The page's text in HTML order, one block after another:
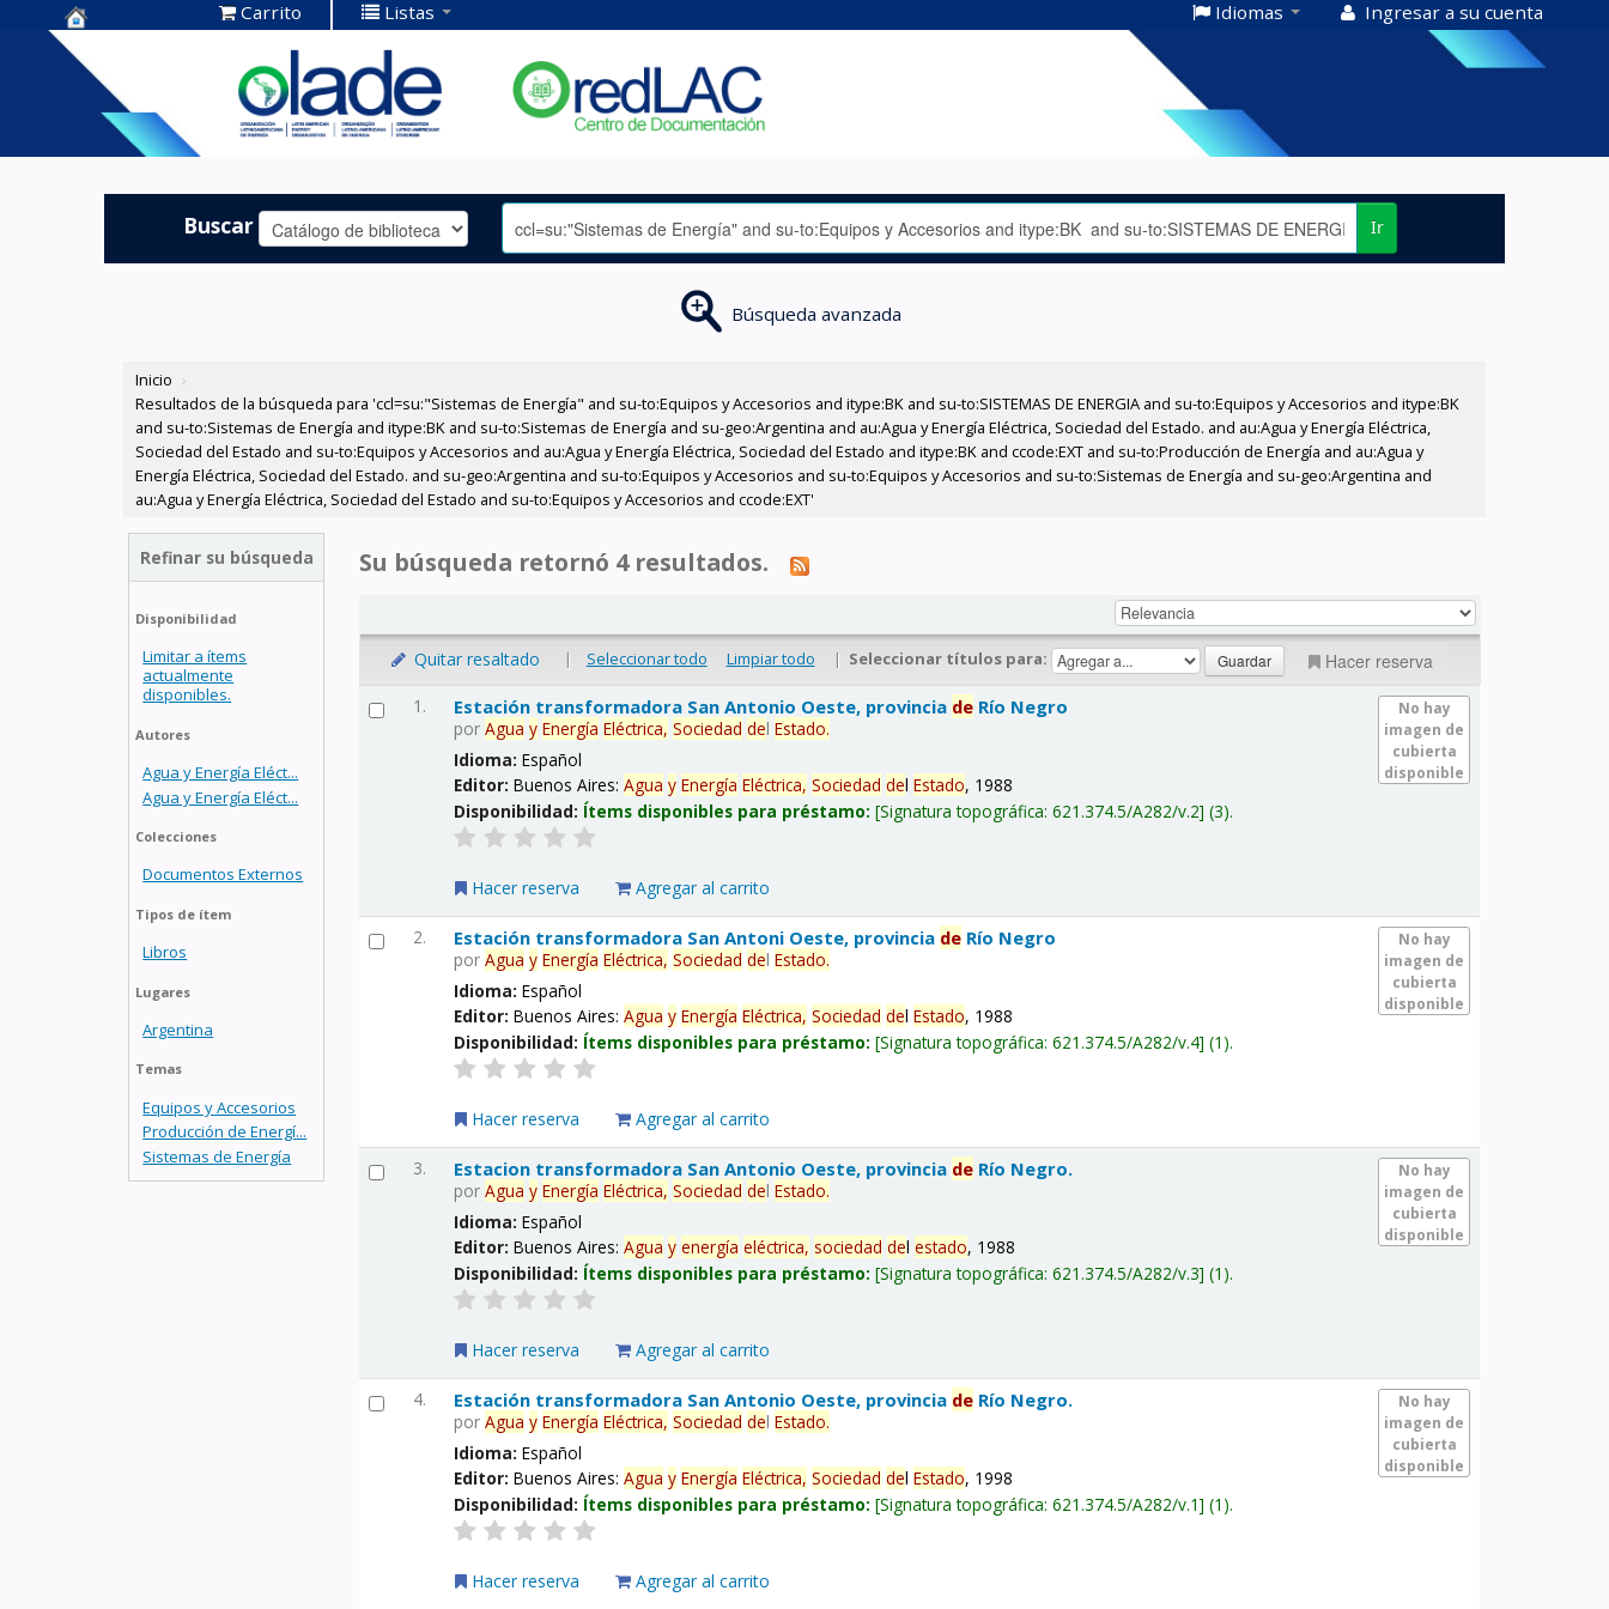
Centro de
Documentación
OLADE -
Carrito Listas Idiomas Ingresar a su cuenta
Buscar Ir
Búsqueda avanzada
Inicio ›
Resultados de la búsqueda para 'ccl=su:"Sistemas de Energía" and su-to:Equipos y Accesorios and itype:BK and su-to:SISTEMAS DE ENERGIA and su-to:Equipos y Accesorios and itype:BK
and su-to:Sistemas de Energía and itype:BK and su-to:Sistemas de Energía and su-geo:Argentina and au:Agua y Energía Eléctrica, Sociedad del Estado. and au:Agua y Energía Eléctrica,
Sociedad del Estado and su-to:Equipos y Accesorios and au:Agua y Energía Eléctrica, Sociedad del Estado and itype:BK and ccode:EXT and su-to:Producción de Energía and au:Agua y
Energía Eléctrica, Sociedad del Estado. and su-geo:Argentina and su-to:Equipos y Accesorios and su-to:Equipos y Accesorios and su-to:Sistemas de Energía and su-geo:Argentina and
au:Agua y Energía Eléctrica, Sociedad del Estado and su-to:Equipos y Accesorios and ccode:EXT'
Refinar su búsqueda
Disponibilidad
Limitar a ítems
actualmente
disponibles.
Autores
Agua y Energía Eléct...
Agua y Energía Eléct...
Colecciones
Documentos Externos
Tipos de ítem
Libros
Lugares
Argentina
Temas
Equipos y Accesorios
Producción de Energí...
Sistemas de Energía
Su búsqueda retornó 4 resultados.
Quitar resaltado | Seleccionar todo Limpiar todo | Seleccionar títulos para: Hacer reserva
1.
No hay
imagen de
cubierta
disponible
Estación transformadora San Antonio Oeste, provincia de Río Negro
porAgua y Energía Eléctrica, Sociedad delEstado.
Idioma:Español
Editor:Buenos Aires:Agua y Energía Eléctrica, Sociedad delEstado, 1988
Disponibilidad: Ítems disponibles para préstamo: Signatura topográfica:621.374.5/A282/v.2 (3).
Hacer reserva Agregar al carrito
2.
No hay
imagen de
cubierta
disponible
Estación transformadora San Antoni Oeste, provincia de Río Negro
porAgua y Energía Eléctrica, Sociedad delEstado.
Idioma:Español
Editor:Buenos Aires:Agua y Energía Eléctrica, Sociedad delEstado, 1988
Disponibilidad: Ítems disponibles para préstamo: Signatura topográfica:621.374.5/A282/v.4 (1).
Hacer reserva Agregar al carrito
3.
No hay
imagen de
cubierta
disponible
Estacion transformadora San Antonio Oeste, provincia de Río Negro.
porAgua y Energía Eléctrica, Sociedad delEstado.
Idioma:Español
Editor:Buenos Aires:Agua y energía eléctrica, sociedad delestado, 1988
Disponibilidad: Ítems disponibles para préstamo: Signatura topográfica:621.374.5/A282/v.3 (1).
Hacer reserva Agregar al carrito
4.
No hay
imagen de
cubierta
disponible
Estación transformadora San Antonio Oeste, provincia de Río Negro.
porAgua y Energía Eléctrica, Sociedad delEstado.
Idioma:Español
Editor:Buenos Aires:Agua y Energía Eléctrica, Sociedad delEstado, 1998
Disponibilidad: Ítems disponibles para préstamo: Signatura topográfica:621.374.5/A282/v.1 (1).
Hacer reserva Agregar al carrito